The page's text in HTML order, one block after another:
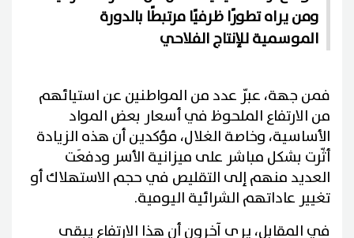
ومن يراه تطورًا ظرفيًا مرتبطًا بالدورة
الموسمية للإنتاج الفلاحي
فمن جهة، عبّر عدد من المواطنين عن استيائهم
من الارتفاع الملحوظ في أسعار بعض المواد
الأساسية، وخاصة الغلال، مؤكدين أن هذه الزيادة
أثّرت بشكل مباشر على ميزانية الأسر ودفعَت
العديد منهم إلى التقليص في حجم الاستهلاك أو
تغيير عاداتهم الشرائية اليومية.
في المقابل، يرى آخرون أن هذا الارتفاع يبقى